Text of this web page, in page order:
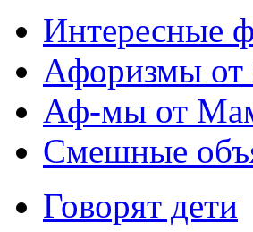
Интересные
Афоризмы
Аф-мы от
Смешные
Говорят дети